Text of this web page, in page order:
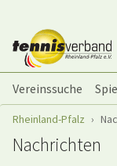
Vereinssuche
Sie sind hier:
Rheinland-Pfalz
Nachrichten